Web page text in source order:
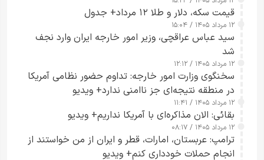
قیمت سکه، دلار و طلا ۱۲ مرداد+ جدول
۱۲ مرداد ۱۴۰۵ / ۱۵:۰۴
سید عباس عراقچی، وزیر امور خارجه ایران وارد نجف
شد
۱۲ مرداد ۱۴۰۵ / ۱۲:۱۲
سخنگوی وزارت امور خارجه: تداوم حضور نظامی آمریکا
در منطقه نتیجه‌ای جز ناامنی ندارد+ ویدیو
۱۲ مرداد ۱۴۰۵ / ۱۱:۴۱
بقائی: الان مذاکره‌ای با آمریکا نداریم+ ویدیو
۱۲ مرداد ۱۴۰۵ / ۰۸:۱۷
ترامپ: عربستان، امارات، قطر و ایران از من خواستند از
انجام حملات خودداری کنم+ ویدیو